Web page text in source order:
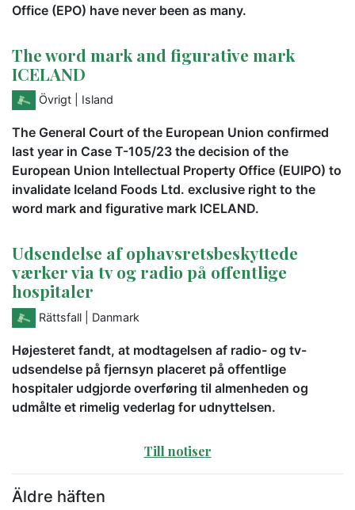
Office (EPO) have never been as many.
The word mark and figurative mark
ICELAND
Övrigt | Island
The General Court of the European Union confirmed
last year in Case T-105/23 the decision of the
European Union Intellectual Property Office (EUIPO) to
invalidate Iceland Foods Ltd. exclusive right to the
word mark and figurative mark ICELAND.
Udsendelse af ophavsretsbeskyttede
værker via tv og radio på offentlige
hospitaler
Rättsfall | Danmark
Højesteret fandt, at modtagelsen af radio- og tv-
udsendelse på fjernsyn placeret på offentlige
hospitaler udgjorde overføring til almenheden og
udmålte et rimelig vederlag for udnyttelsen.
Till notiser
Äldre häften